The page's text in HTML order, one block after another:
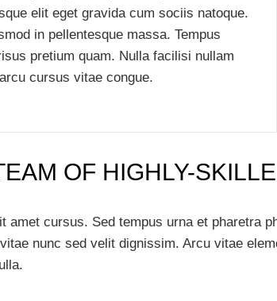
elit eget gravida cum sociis natoque.
in pellentesque massa. Tempus
pretium quam. Nulla facilisi nullam
cursus vitae congue.
OF HIGHLY-
amet cursus. Sed tempus urna et pharetra
nunc sed velit dignissim. Arcu vitae